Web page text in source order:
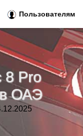
8 Pro
ОАЭ
Пользователям